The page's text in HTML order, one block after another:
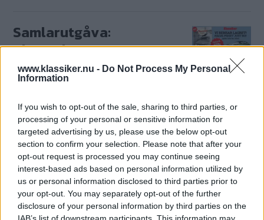
www.klassiker.nu - Do Not Process My Personal
Information
If you wish to opt-out of the sale, sharing to third parties, or
processing of your personal or sensitive information for
targeted advertising by us, please use the below opt-out
section to confirm your selection. Please note that after your
opt-out request is processed you may continue seeing
interest-based ads based on personal information utilized by
us or personal information disclosed to third parties prior to
your opt-out. You may separately opt-out of the further
disclosure of your personal information by third parties on the
IAB’s list of downstream participants. This information may
Samlarutgåva:
Chevrolet!
REPORTAGE 2 december 2024 Du har väl inte missat vår
specialutgåva om Chevrolet? Hundra sidor med de bästa
fenflashiga femtiotalarna, den framåtblickande Corvair, den
tuffa Camaro och åttiotalsföretagarens drömtransport
Chevy Van. Tidsspannet sträcker sig från 1930-talet fram till
1980-talet. ***Halva priset under december!***
Gasa (18)
Nyinvigning av ANA-